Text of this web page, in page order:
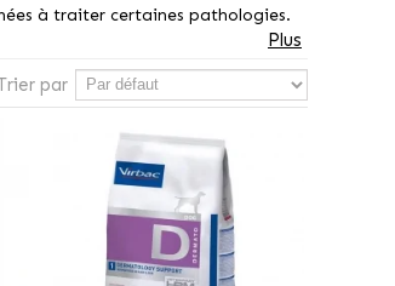
à traiter certaines pathologies.
Plus
par